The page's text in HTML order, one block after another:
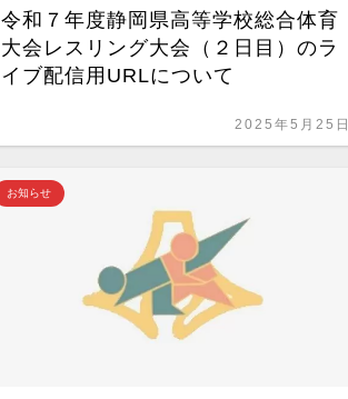
令和７年度静岡県高等学校総合体育
大会レスリング大会（２日目）のラ
イブ配信用URLについて
2025年5月25日
お知らせ